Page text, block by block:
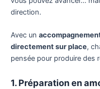
direction.
Avec un
directement sur place,
pensée pour produire des
1. Préparation en